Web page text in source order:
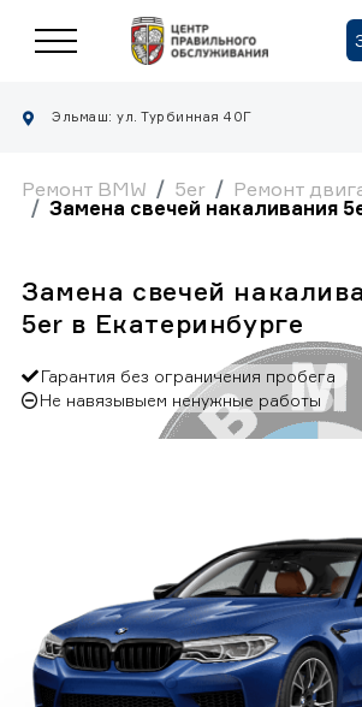
Эльмаш: ул. Турбинная 40Г
Ремонт BMW 5er
Ремонт
Замена свечей накаливания
Замена свечей
5er в Екатеринбурге
Гарантия без ограничения пробега
Не навязывыем ненужные работы